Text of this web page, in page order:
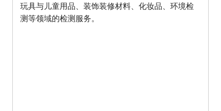
玩具与儿童用品、装饰装修材料、化妆品、环境检
测等领域的检测服务。